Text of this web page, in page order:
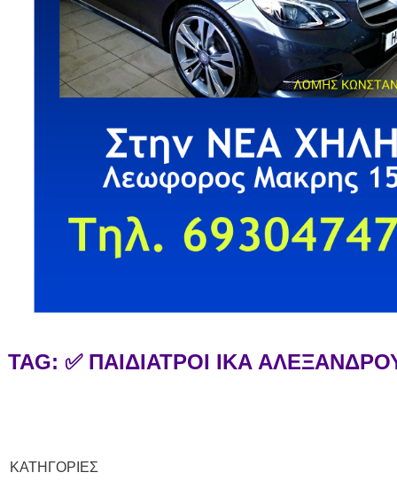
TAG: ✅ ΠΑΙΔΙΑΤΡΟΙ ΙΚΑ
ΚΑΤΗΓΟΡΙΕΣ